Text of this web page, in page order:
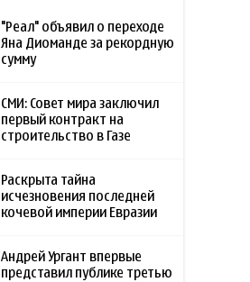
"Реал" объявил о переходе
Яна Диоманде за рекордную
сумму
СМИ: Совет мира заключил
первый контракт на
строительство в Газе
Раскрыта тайна
исчезновения последней
кочевой империи Евразии
Андрей Ургант впервые
представил публике третью